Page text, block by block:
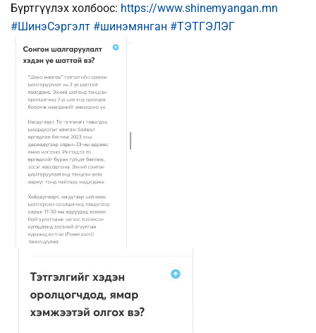
Бүртгүүлэх холбоос: https://www.shinemyangan.mn
#ШинэСэргэлт #шинэмянган #ТЭТГЭЛЭГ